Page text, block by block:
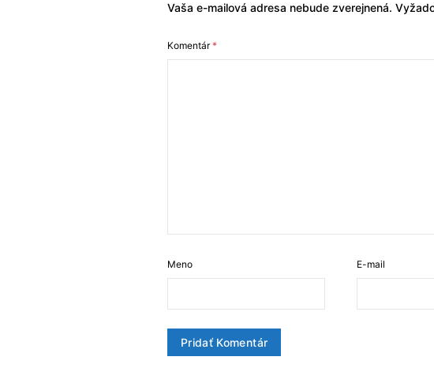
Vaša e-mailová adresa nebude zverejnená.
Komentár*
Meno E-mail